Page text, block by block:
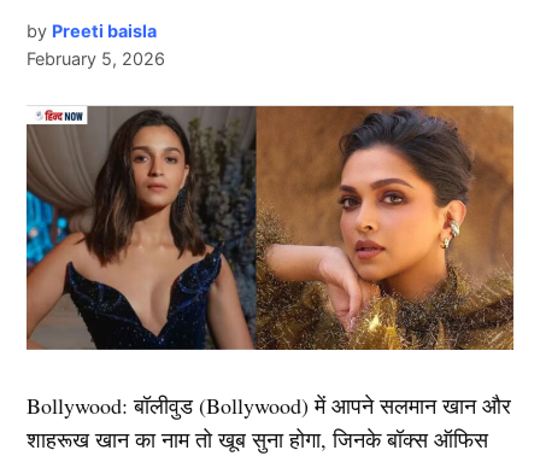
KKR vs CSK: 2008 के बाद से आईपीएल के इतिहास में दोनों
पक्षों के बीच 27 मैचों में से सीएसके को केकेआर के खिलाफ 17
बार जीत प्राप्त हुई हैं। कोलकाता नाइटराइडर्स चेन्नई स्थित
फ्रेंचाइजी के खिलाफ 9 बार जीत हासिल की है, जबकि 1 मैच का
पक्ष में 4 मैच आए हैं तो वहीं 2 मैच केकेआर की झोली में गिरे हैं।
Next Article
by Preeti baisla
February 5, 2026
Bollywood:बॉलीवुड (Bollywood)में आपने सलमान खान और
शाहरूख खान का नाम तो खूब सुना होगा, जिनके बॉक्स ऑफिस